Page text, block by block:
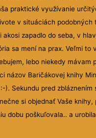
praktické využívanie
v situáciách podobných
akosi zapadlo do seba, v
sa mení na prax. Veľmi to
lebo niekedy mávam
názov Baričákovej knihy
). Sekundu pred zbláznením
si objednať Vaše knihy,
dobu poškuľovala.. a